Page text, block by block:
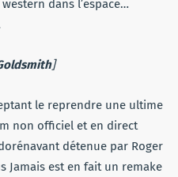
dans l’espace…
]
le reprendre une ultime
non officiel et en direct
détenue par Roger
Jamais est en fait un remake